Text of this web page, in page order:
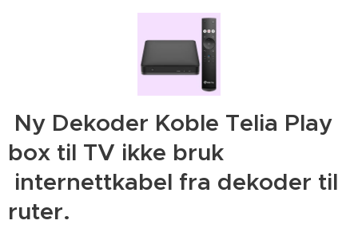
Ny Dekoder Koble Telia Play
box til TV ikke bruk
internettkabel fra dekoder til
ruter.